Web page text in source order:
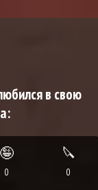
в свою
🤪
0
🔪
0